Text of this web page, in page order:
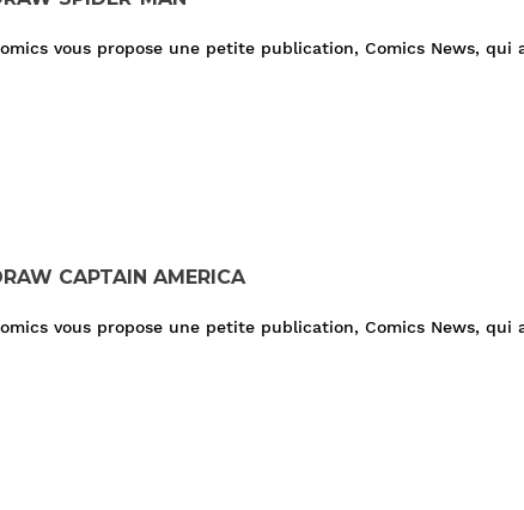
vous propose une petite publication, Comics News, qui
CAPTAIN AMERICA
vous propose une petite publication, Comics News, qui